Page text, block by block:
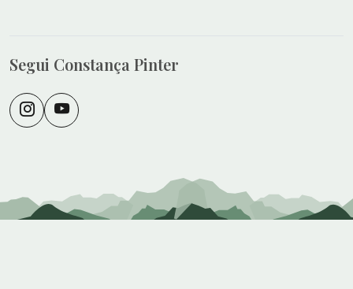
Segui Constança Pinter